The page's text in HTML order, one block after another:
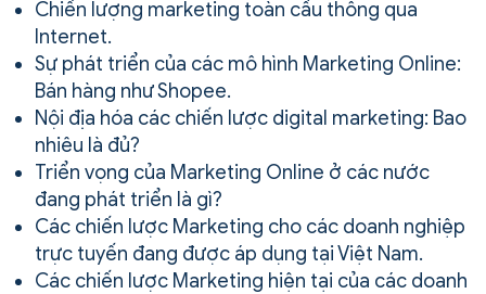
Chiến lượng marketing toàn cầu thông qua
Internet.
Sự phát triển của các mô hình Marketing Online:
Bán hàng như Shopee.
Nội địa hóa các chiến lược digital marketing: Bao
nhiêu là đủ?
Triển vọng của Marketing Online ở các nước
đang phát triển là gì?
Các chiến lược Marketing cho các doanh nghiệp
trực tuyến đang được áp dụng tại Việt Nam.
Các chiến lược Marketing hiện tại của các doanh